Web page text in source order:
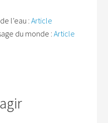
l’eau :Article
du monde :Article